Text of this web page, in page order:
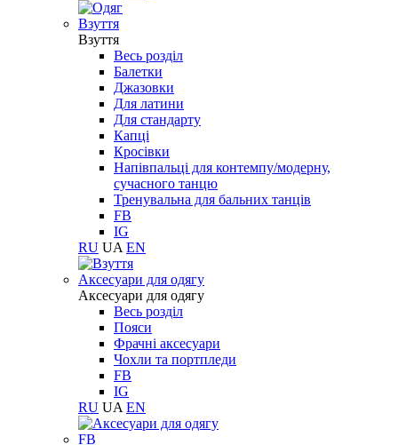
Взуття
Взуття
Весь розділ
Балетки
Джазовки
Для латини
Для стандарту
Капці
Кросівки
Напівпальці для контемпу/модерну,
сучасного танцю
Тренувальна для бальних танців
FB
IG
RU UA EN
Aксесуари для одягу
Aксесуари для одягу
Весь розділ
Пояси
Фрачні аксесуари
Чохли та портпледи
FB
IG
RU UA EN
FB